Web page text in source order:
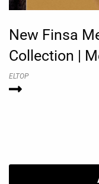
New Finsa
Collection |
ELTOP